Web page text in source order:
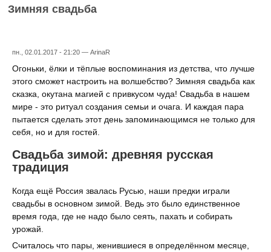
Зимняя свадьба
пн., 02.01.2017 - 21:20 — ArinaR
Огоньки, ёлки и тёплые воспоминания из детства, что лучше
этого сможет настроить на волшебство? Зимняя свадьба как
сказка, окутана магией с привкусом чуда! Свадьба в нашем
мире - это ритуал создания семьи и очага. И каждая пара
пытается сделать этот день запоминающимся не только для
себя, но и для гостей.
Свадьба зимой: древняя русская
традиция
Когда ещё Россия звалась Русью, наши предки играли
свадьбы в основном зимой. Ведь это было единственное
время года, где не надо было сеять, пахать и собирать
урожай.
Считалось что пары, женившиеся в определённом месяце,